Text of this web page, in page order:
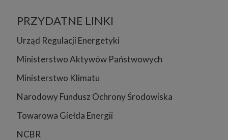
PRZYDATNE LINKI
Urząd Regulacji Energetyki
Ministerstwo Aktywów Państwowych
Ministerstwo Klimatu
Narodowy Fundusz Ochrony Środowiska
Towarowa Giełda Energii
NCBR